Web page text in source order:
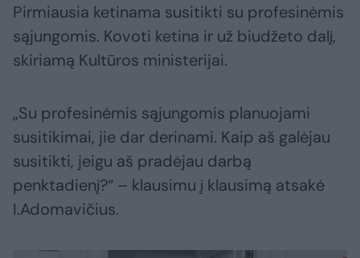
Pirmiausia ketinama susitikti su profesinėmis
sąjungomis. Kovoti ketina ir už biudžeto dalį,
skiriamą Kultūros ministerijai.
„Su profesinėmis sąjungomis planuojami
susitikimai, jie dar derinami. Kaip aš galėjau
susitikti, jeigu aš pradėjau darbą
penktadienį?“ – klausimu į klausimą atsakė
I.Adomavičius.